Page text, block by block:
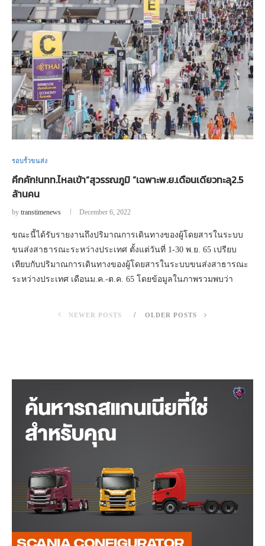
รอบรั้วขนส่ง
คึกคัก!นทท.ไหลเข้า“สุวรรณภูมิ “เฉพาะพ.ย.เดือนเดียวทะลุ2.5
ล้านคน
by transtimenews December 6, 2022
ขณะนี้ได้รับรายงานถึงปริมาณการเดินทางของผู้โดยสารในระบบ
ขนส่งสาธารณะระหว่างประเทศ ตั้งแต่วันที่ 1-30 พ.ย. 65 เปรียบ
เทียบกับปริมาณการเดินทางของผู้โดยสารในระบบขนส่งสาธารณะ
ระหว่างประเทศ เดือนม.ค.-ต.ค. 65 โดยข้อมูลในภาพรวมพบว่า
NEWER POSTS OLDER POSTS